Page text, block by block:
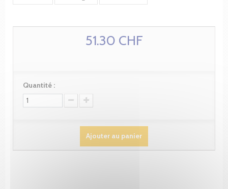
51.30 CHF
Quantité :
Ajouter au panier